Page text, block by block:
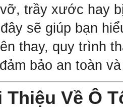
trầy xước hay
sẽ giúp bạn
thay, quy trình
bảo an toàn
Thiệu Về Ô